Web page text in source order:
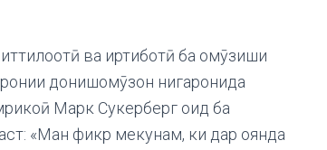
ва иртиботӣ ба омӯзиши
донишомӯзон нигаронида
Марк Сукерберг оид ба
«Ман фикр мекунам, ки дар оянда